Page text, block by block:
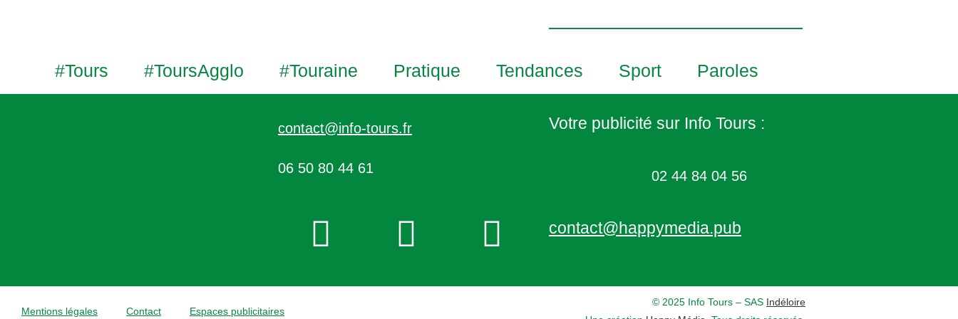
V
e
#Tours #ToursAgglo #Touraine Pratique Tendances Sport Paroles
contact@info-tours.fr
06 50 80 44 61
Votre publicité sur Info Tours :
02 44 84 04 56
contact@happymedia.pub
Mentions légales Contact Espaces publicitaires
© 2025 Info Tours – SAS Indéloire